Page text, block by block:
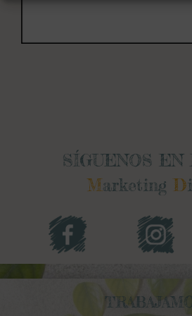
SÍGUENOS EN
MarketingD